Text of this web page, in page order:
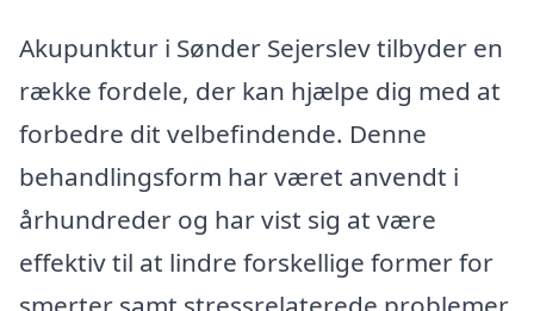
Akupunktur i Sønder Sejerslev tilbyder en
række fordele, der kan hjælpe dig med at
forbedre dit velbefindende. Denne
behandlingsform har været anvendt i
århundreder og har vist sig at være
effektiv til at lindre forskellige former for